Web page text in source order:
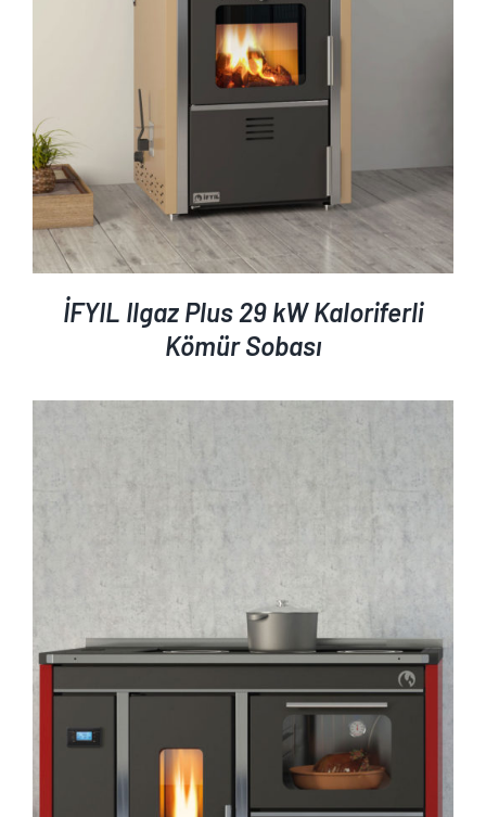
İFYIL Ilgaz Plus 29 kW Kaloriferli
Kömür Sobası